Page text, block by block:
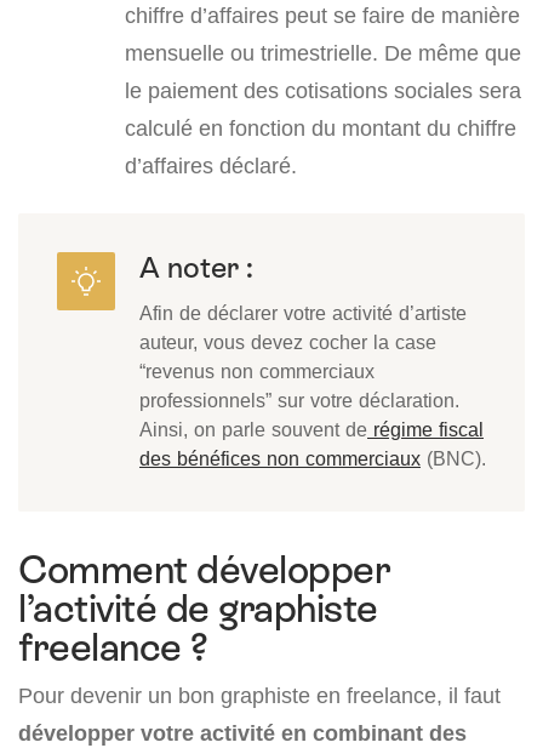
chiffre d’affaires peut se faire de manière
mensuelle ou trimestrielle. De même que
le paiement des cotisations sociales sera
calculé en fonction du montant du chiffre
d’affaires déclaré.
A noter :
Afin de déclarer votre activité d’artiste
auteur, vous devez cocher la case
“revenus non commerciaux
professionnels” sur votre déclaration.
Ainsi, on parle souvent de régime fiscal
des bénéfices non commerciaux (BNC).
Comment développer
l’activité de graphiste
freelance ?
Pour devenir un bon graphiste en freelance, il faut
développer votre activité en combinant des